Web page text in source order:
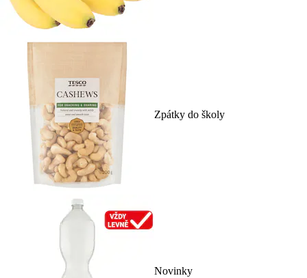
Zpátky do školy
Novinky